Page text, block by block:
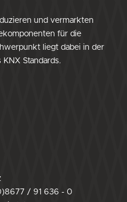
/ 91 636 - 0
und vermarkten
für die
liegt dabei in der
Standards.